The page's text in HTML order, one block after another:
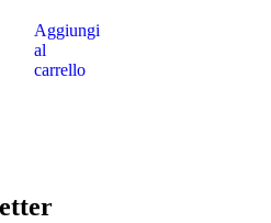
Aggiungi
al
carrello